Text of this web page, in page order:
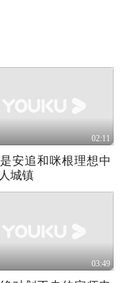
02:11
安追和咪根理想中
城镇
03:49